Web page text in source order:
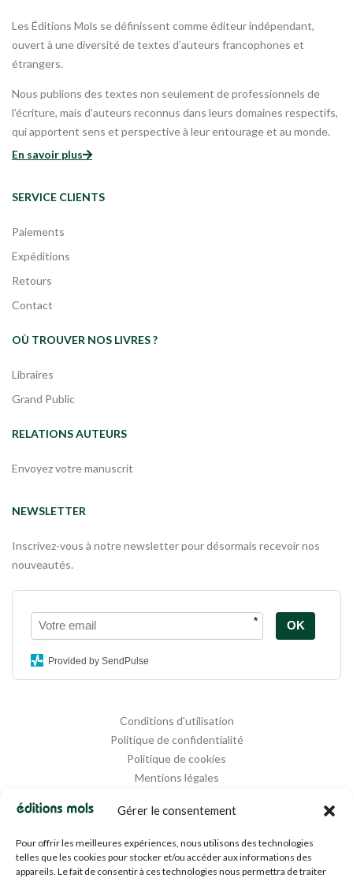
Gérer le consentement
Pour offrir les meilleures expériences, nous utilisons des technologies
telles que les cookies pour stocker et/ou accéder aux informations des
appareils. Le fait de consentir à ces technologies nous permettra de traiter
Les Éditions Mols se définissent comme éditeur indépendant,
ouvert à une diversité de textes d’auteurs francophones et
étrangers.
Nous publions des textes non seulement de professionnels de
l’écriture, mais d’auteurs reconnus dans leurs domaines respectifs,
qui apportent sens et perspective à leur entourage et au monde.
En savoir plus
SERVICE CLIENTS
Paiements
Expéditions
Retours
Contact
OÙ TROUVER NOS LIVRES ?
Libraires
Grand Public
RELATIONS AUTEURS
Envoyez votre manuscrit
NEWSLETTER
Inscrivez-vous à notre newsletter pour désormais recevoir nos
nouveautés.
* OK
Provided by SendPulse
Conditions d'utilisation
Politique de confidentialité
Politique de cookies
Mentions légales